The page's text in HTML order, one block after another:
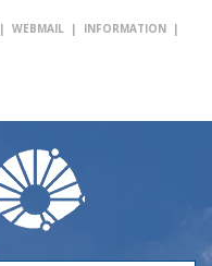
| WEBMAIL | INFORMATION |